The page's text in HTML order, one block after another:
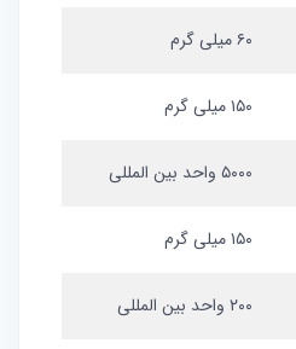
۶۰ میلی گرم
۱۵۰ میلی گرم
۵۰۰۰ واحد بین المللی
۱۵۰ میلی گرم
۲۰۰ واحد بین المللی